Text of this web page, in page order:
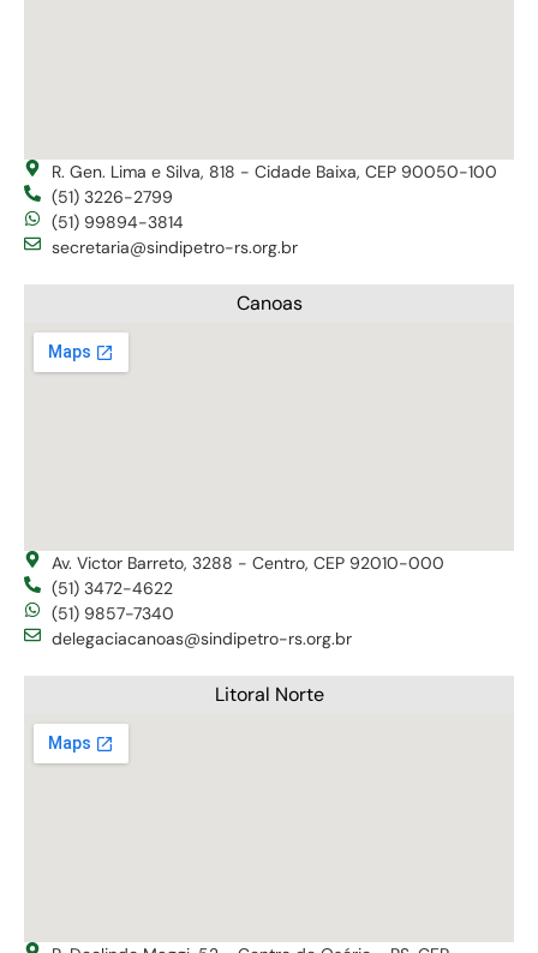
R. Gen. Lima e Silva, 818 - Cidade Baixa, CEP 90050-100
(51) 3226-2799
(51) 99894-3814
secretaria@sindipetro-rs.org.br
Canoas
Av. Victor Barreto, 3288 - Centro, CEP 92010-000
(51) 3472-4622
(51) 9857-7340
delegaciacanoas@sindipetro-rs.org.br
Litoral Norte